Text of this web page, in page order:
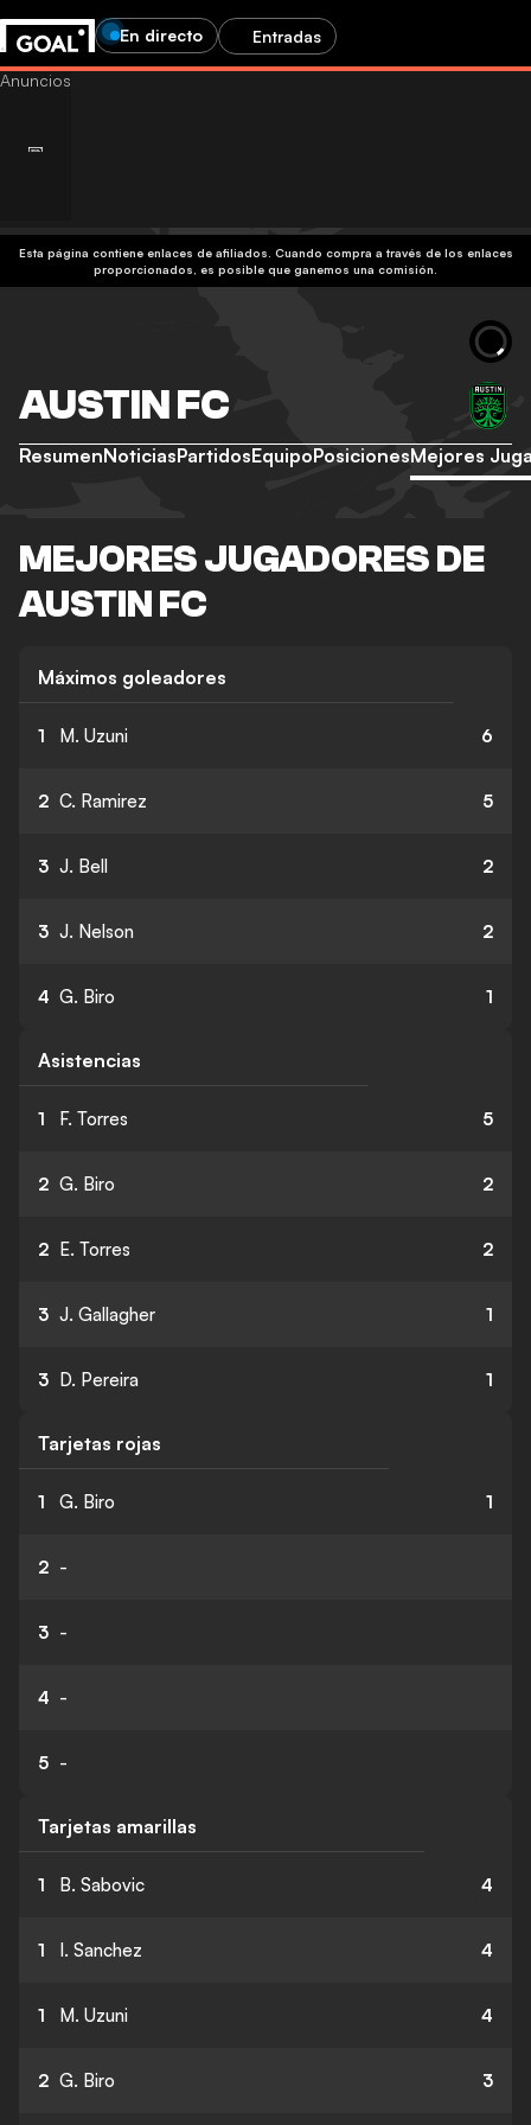
En directo Entradas
Esta página contiene enlaces de afiliados. Cuando compra a través de los enlaces
proporcionados, es posible que ganemos una comisión.
AUSTIN FC
ResumenNoticiasPartidosEquipoPosicionesMejores
MEJORES JUGADORES DE
AUSTIN FC
Máximos goleadores
1 M. Uzuni 6
2 C. Ramirez 5
3 J. Bell 2
3 J. Nelson 2
4 G. Biro 1
Asistencias
1 F. Torres 5
2 G. Biro 2
2 E. Torres 2
3 J. Gallagher 1
3 D. Pereira 1
Tarjetas rojas
1 G. Biro 1
2 -
3 -
4 -
5 -
Tarjetas amarillas
1 B. Sabovic 4
1 I. Sanchez 4
1 M. Uzuni 4
2 G. Biro 3